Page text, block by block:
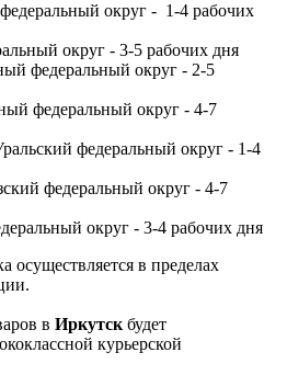
округ - 1-4 рабочих
округ - 3-5 рабочих дня
федеральный округ - 2-5
федеральный округ - 4-7
федеральный округ - 1-4
федеральный округ - 4-7
округ - 3-4 рабочих дня
осуществляется в пределах
в Иркутскбудет
курьерской